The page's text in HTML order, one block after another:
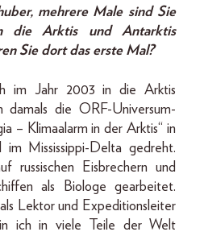
mehrere Male sind Sie
die Arktis und Antarktis
Sie dort das erste Mal?
im Jahr 2003 in die Arktis
damals die ORF-Universum-
– Klimaalarm in der Arktis“ in
im Mississippi-Delta gedreht.
Eisbrechern und
als Biologe gearbeitet.
Lektor und Expeditionsleiter
ich in viele Teile der Welt